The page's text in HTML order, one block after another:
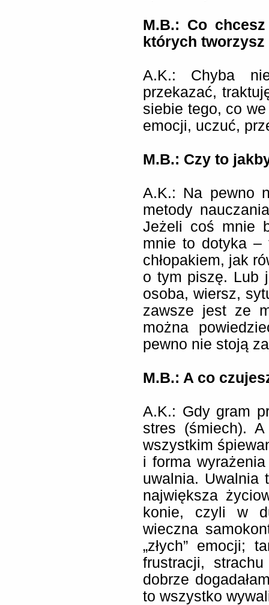
M.B.: Co
których
A.K.: Chyba
przekazać,
siebie tego, co
emocji, uczuć,
M.B.: Czy to
A.K.: Na pewno
metody
Jeżeli coś mnie
mnie to dotyka –
chłopakiem, jak
o tym piszę. Lub
osoba, wiersz,
zawsze jest ze
można
pewno nie stoją
M.B.: A co
A.K.: Gdy gram
stres (śmiech).
wszystkim
i forma
uwalnia. Uwalnia
największa
konie, czyli w
wieczna
„złych” emocji;
frustracji,
dobrze
to wszystko